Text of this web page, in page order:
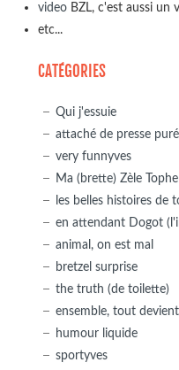
videoBZL, c'est aussi un
etc...
CATÉGORIES
Qui j'essuie
attaché de presse
very funnyves
Ma (brette) Zèle
les belles histoires de
en attendant Dogot
animal, on est mal
bretzel surprise
the truth (de toilette)
ensemble, tout
humour liquide
sportyves